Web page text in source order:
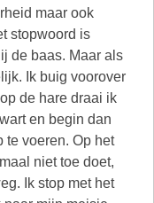
maar ook
stopwoord is
de baas. Maar als
Ik buig voorover
de hare draai ik
en begin dan
te voeren. Op het
niet toe doet,
Ik stop met het